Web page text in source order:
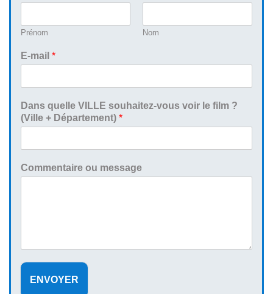
-
m
i
+
Prénom Nom
E-mail *
Dans quelle VILLE souhaitez-vous voir le film ?
(Ville + Département) *
Commentaire ou message
ENVOYER